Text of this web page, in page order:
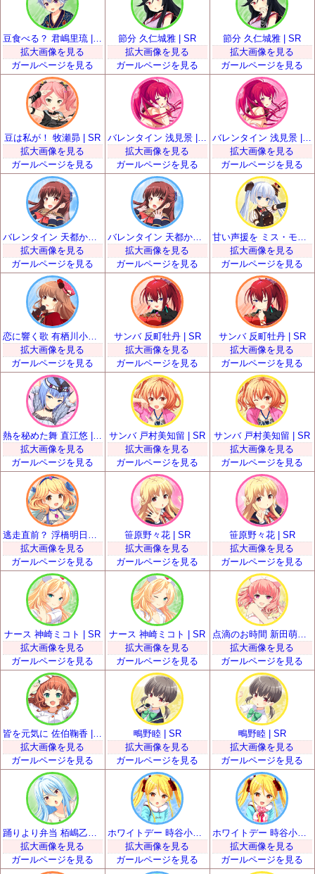
拡大画像を見る
ガールページを見る
節分 久仁城雅 | SR
拡大画像を見る
ガールページを見る
節分 久仁城雅 | SR
拡大画像を見る
ガールページを見る
豆は私が！ 牧瀬昴 | SR
拡大画像を見る
ガールページを見る
バレンタイン 浅見景 | SR
拡大画像を見る
ガールページを見る
バレンタイン 浅見景 | SR
拡大画像を見る
ガールページを見る
拡大画像を見る
ガールページを見る
バレンタイン 天都かなた | SR
拡大画像を見る
ガールページを見る
拡大画像を見る
ガールページを見る
拡大画像を見る
ガールページを見る
サンバ 反町牡丹 | SR
拡大画像を見る
ガールページを見る
サンバ 反町牡丹 | SR
拡大画像を見る
ガールページを見る
拡大画像を見る
ガールページを見る
サンバ 戸村美知留 | SR
拡大画像を見る
ガールページを見る
サンバ 戸村美知留 | SR
拡大画像を見る
ガールページを見る
拡大画像を見る
ガールページを見る
笹原野々花 | SR
拡大画像を見る
ガールページを見る
笹原野々花 | SR
拡大画像を見る
ガールページを見る
ナース 神崎ミコト | SR
拡大画像を見る
ガールページを見る
ナース 神崎ミコト | SR
拡大画像を見る
ガールページを見る
点滴のお時間 新田萌果 | SR
拡大画像を見る
ガールページを見る
拡大画像を見る
ガールページを見る
鴫野睦 | SR
拡大画像を見る
ガールページを見る
鴫野睦 | SR
拡大画像を見る
ガールページを見る
拡大画像を見る
ガールページを見る
ホワイトデー 時谷小瑠璃 | SR
拡大画像を見る
ガールページを見る
ホワイトデー 時谷小瑠璃 | SR
拡大画像を見る
ガールページを見る